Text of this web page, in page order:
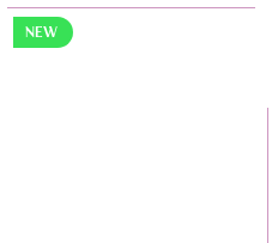
NEW